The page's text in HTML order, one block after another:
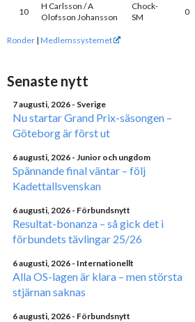
10
H Carlsson / A
Olofsson Johansson
Chock-
SM
0
Ronder | Medlemssystemet
Senaste nytt
7 augusti, 2026 - Sverige
Nu startar Grand Prix-säsongen –
Göteborg är först ut
6 augusti, 2026 - Junior och ungdom
Spännande final väntar – följ
Kadettallsvenskan
6 augusti, 2026 - Förbundsnytt
Resultat-bonanza – så gick det i
förbundets tävlingar 25/26
6 augusti, 2026 - Internationellt
Alla OS-lagen är klara – men största
stjärnan saknas
6 augusti, 2026 - Förbundsnytt